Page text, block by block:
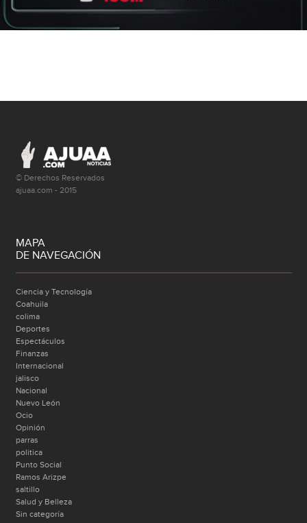
© Derechos Reservados
ajuaa.com - 2015
MAPA
DE NAVEGACIÓN
Ciencia y Tecnología
Coahuila
colima
Deportes
Espectáculos
Finanzas
Internacional
jalisco
Nacional
Nuevo León
Ocio
Opinión
parras
politica
Punto Social
Ramos Arizpe
saltillo
Salud y Belleza
Sin categoría